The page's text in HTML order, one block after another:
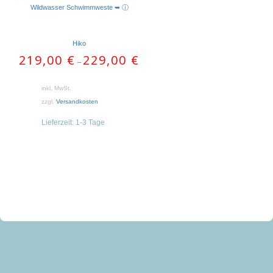
Wildwasser Schwimmweste ➥ ⓘ
Hiko
219,00 € – 229,00 €
inkl. MwSt.
zzgl. Versandkosten
Lieferzeit: 1-3 Tage